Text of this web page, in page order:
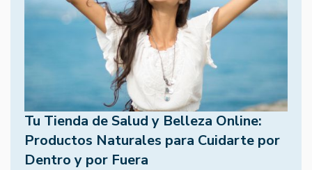
Tu Tienda de Salud y Belleza Online:
Productos Naturales para Cuidarte por
Dentro y por Fuera